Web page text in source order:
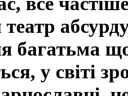
багатьма
у світі